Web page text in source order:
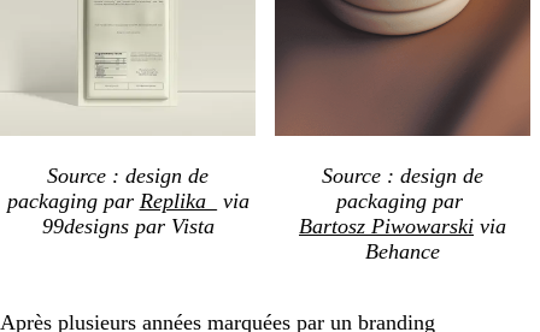
Source : design de
packaging par Replika_
via
99designs par Vista
Source : design de
packaging par
Bartosz Piwowarski via
Behance
Après plusieurs années marquées par un branding